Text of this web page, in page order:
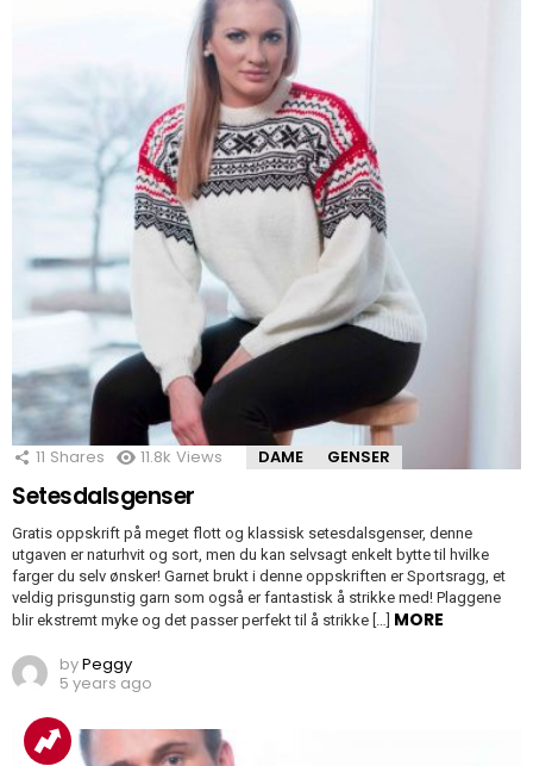
11 Shares 11.8k Views DAME GENSER
Setesdalsgenser
Gratis oppskrift på meget flott og klassisk setesdalsgenser, denne
utgaven er naturhvit og sort, men du kan selvsagt enkelt bytte til hvilke
farger du selv ønsker! Garnet brukt i denne oppskriften er Sportsragg, et
veldig prisgunstig garn som også er fantastisk å strikke med! Plaggene
blir ekstremt myke og det passer perfekt til å strikke […] MORE
byPeggy
5 years ago